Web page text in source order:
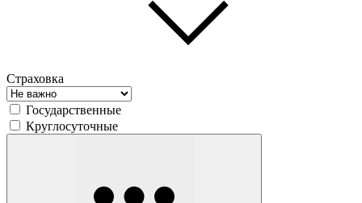
Страховка
Государственные
Круглосуточные